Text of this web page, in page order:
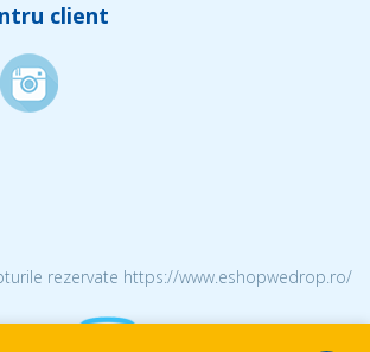
client
rezervate https://www.eshopwedrop.ro/